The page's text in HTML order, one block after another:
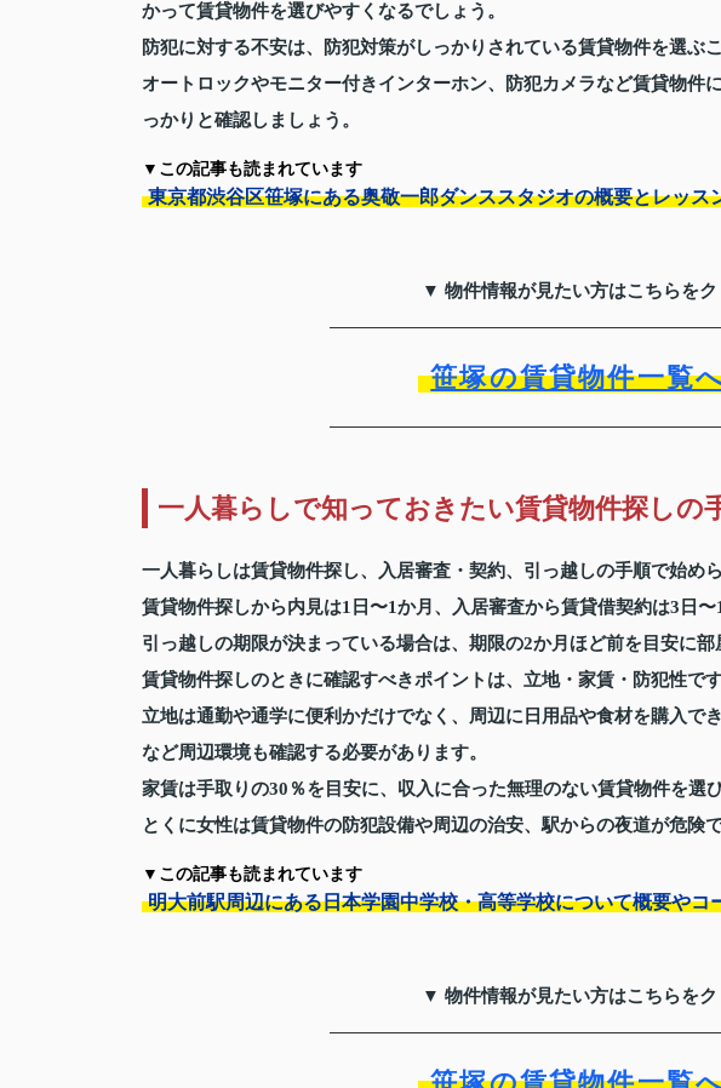
かって賃貸物件を選びやすくなるでしょう。
防犯に対する不安は、防犯対策がしっかりされている賃貸物件を選ぶ
オートロックやモニター付きインターホン、防犯カメラなど賃貸物件
っかりと確認しましょう。
▼この記事も読まれています
東京都渋谷区笹塚にある奥敬一郎ダンススタジオの概要とレッス
▼ 物件情報が見たい方はこちらを
笹塚の賃貸物件一覧
一人暮らしで知っておきたい賃貸物件探しの
一人暮らしは賃貸物件探し、入居審査・契約、引っ越しの手順で始めら
賃貸物件探しから内見は1日〜1か月、入居審査から賃貸借契約は3日〜
引っ越しの期限が決まっている場合は、期限の2か月ほど前を目安に部
賃貸物件探しのときに確認すべきポイントは、立地・家賃・防犯性です
立地は通勤や通学に便利かだけでなく、周辺に日用品や食材を購入で
など周辺環境も確認する必要があります。
家賃は手取りの30％を目安に、収入に合った無理のない賃貸物件を選
とくに女性は賃貸物件の防犯設備や周辺の治安、駅からの夜道が危険
▼この記事も読まれています
明大前駅周辺にある日本学園中学校・高等学校について概要やコ
▼ 物件情報が見たい方はこちらを